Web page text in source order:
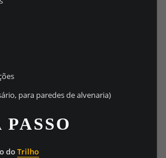
para paredes de alvenaria)
PASSO
doTrilho